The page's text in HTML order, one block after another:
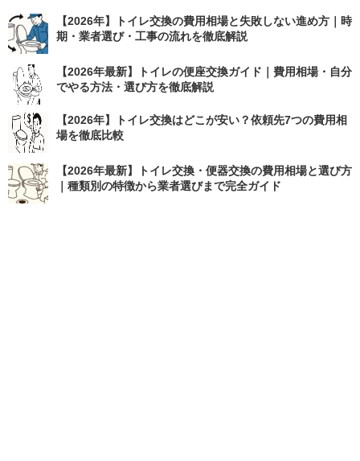
【2026年】トイレ交換の費用相場と失敗しない進め方｜時
期・業者選び・工事の流れを徹底解説
【2026年最新】トイレの便座交換ガイド｜費用相場・自分
でやる方法・選び方を徹底解説
【2026年】トイレ交換はどこが安い？依頼先7つの費用相
場を徹底比較
【2026年最新】トイレ交換・便器交換の費用相場と選び方
｜種類別の特徴から業者選びまで完全ガイド